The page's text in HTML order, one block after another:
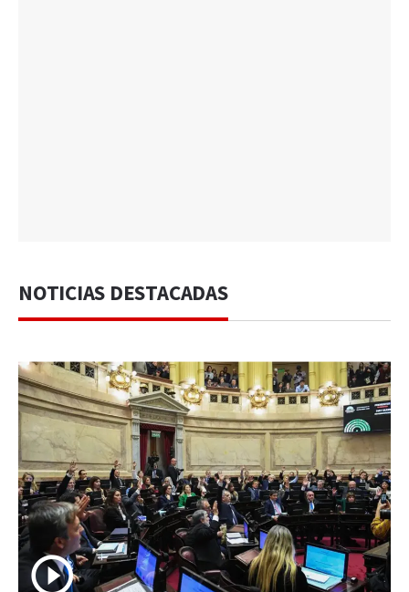
NOTICIAS DESTACADAS